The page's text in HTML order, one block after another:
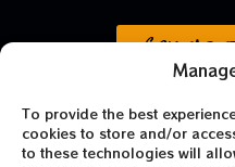
To provide the best
cookies to store and/or
to these technologies will
© ThriveLab 2025